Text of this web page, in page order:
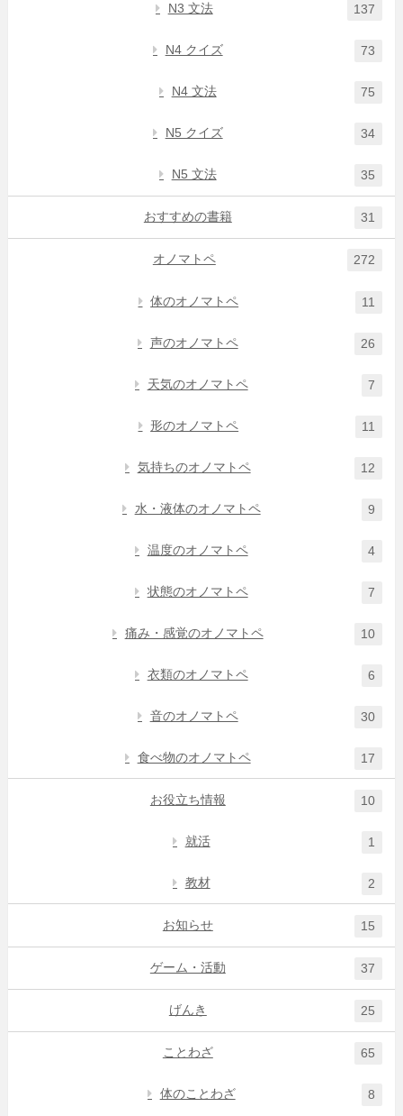
N3 文法 137
N4 クイズ 73
N4 文法 75
N5 クイズ 34
N5 文法 35
おすすめの書籍 31
オノマトペ 272
体のオノマトペ 11
声のオノマトペ 26
天気のオノマトペ 7
形のオノマトペ 11
気持ちのオノマトペ 12
水・液体のオノマトペ 9
温度のオノマトペ 4
状態のオノマトペ 7
痛み・感覚のオノマトペ 10
衣類のオノマトペ 6
音のオノマトペ 30
食べ物のオノマトペ 17
お役立ち情報 10
就活 1
教材 2
お知らせ 15
ゲーム・活動 37
げんき 25
ことわざ 65
体のことわざ 8